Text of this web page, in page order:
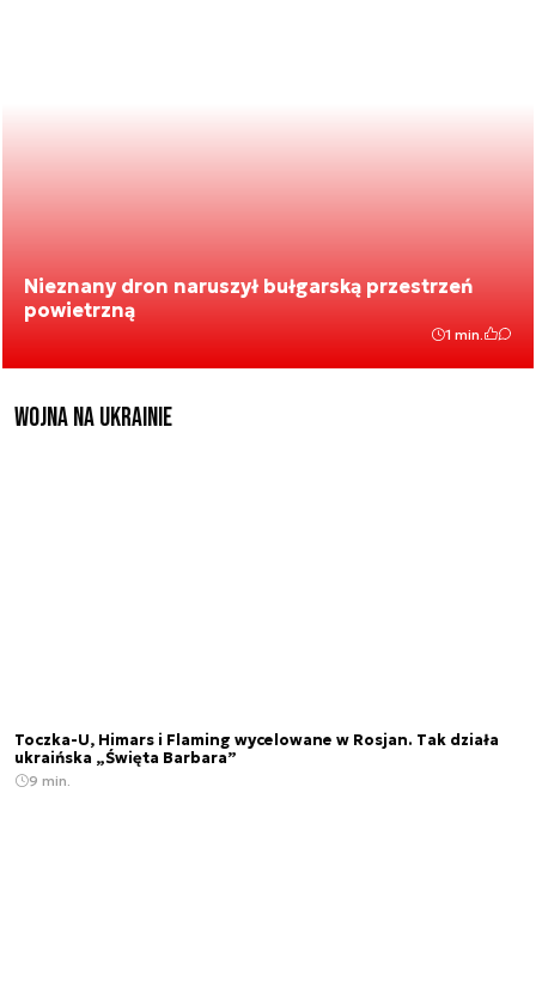
Nieznany dron naruszył bułgarską przestrzeń
powietrzną
1 min.
Wojna na Ukrainie
Toczka-U, Himars i Flaming wycelowane w Rosjan. Tak działa
ukraińska „Święta Barbara”
9 min.